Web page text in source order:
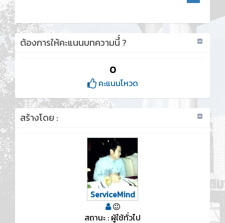
ต้องการให้คะแนนบทความนี้่ ?
0
คะแนนโหวด
สร้างโดย :
ServiceMind
สถานะ : ผู้ใช้ทั่วไป